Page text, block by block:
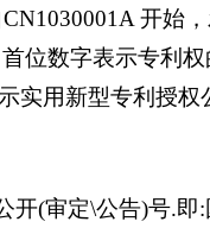
开始
位数字表示专利
实用新型专利授
开(审定\公告)号.